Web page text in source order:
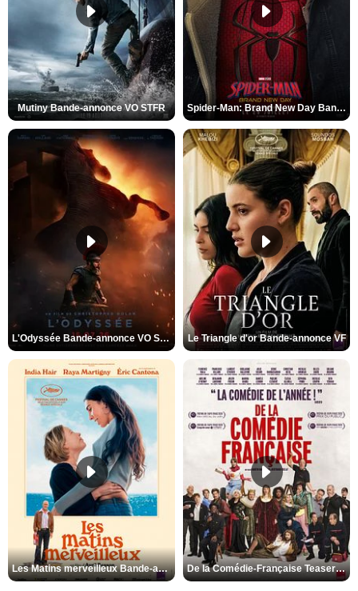
Mutiny Bande-annonce VO STFR Spider-Man: Brand New Day Bande-annonce VO STFR
L'Odyssée Bande-annonce VO STFR Le Triangle d'or Bande-annonce VF
Les Matins merveilleux Bande-annonce VF De la Comédie-Française Teaser VF